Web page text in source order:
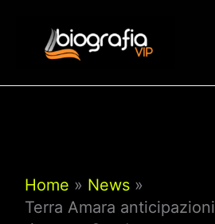
contenuto
Home
News
Terra Amara